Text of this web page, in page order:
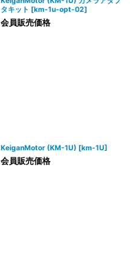
タキット [km-1u-opt-02]
会員販売価格
KeiganMotor (KM-1U) [km-1U]
会員販売価格